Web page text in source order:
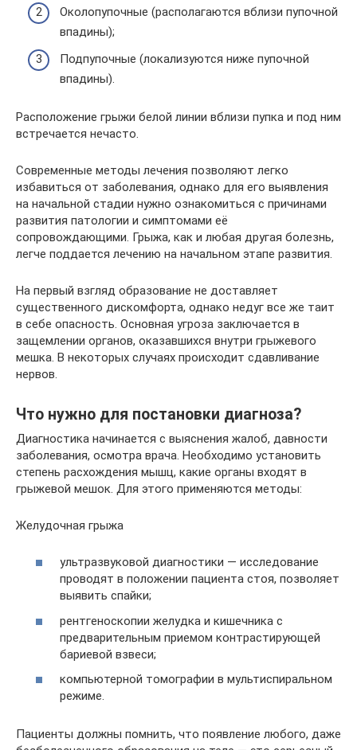
Околопупочные (располагаются вблизи пупочной
впадины);
Подпупочные (локализуются ниже пупочной
впадины).
Расположение грыжи белой линии вблизи пупка и под ним
встречается нечасто.
Современные методы лечения позволяют легко
избавиться от заболевания, однако для его выявления
на начальной стадии нужно ознакомиться с причинами
развития патологии и симптомами её
сопровождающими. Грыжа, как и любая другая болезнь,
легче поддается лечению на начальном этапе развития.
На первый взгляд образование не доставляет
существенного дискомфорта, однако недуг все же таит
в себе опасность. Основная угроза заключается в
защемлении органов, оказавшихся внутри грыжевого
мешка. В некоторых случаях происходит сдавливание
нервов.
Что нужно для постановки диагноза?
Диагностика начинается с выяснения жалоб, давности
заболевания, осмотра врача. Необходимо установить
степень расхождения мышц, какие органы входят в
грыжевой мешок. Для этого применяются методы:
Желудочная грыжа
ультразвуковой диагностики — исследование
проводят в положении пациента стоя, позволяет
выявить спайки;
рентгеноскопии желудка и кишечника с
предварительным приемом контрастирующей
бариевой взвеси;
компьютерной томографии в мультиспиральном
режиме.
Пациенты должны помнить, что появление любого, даже